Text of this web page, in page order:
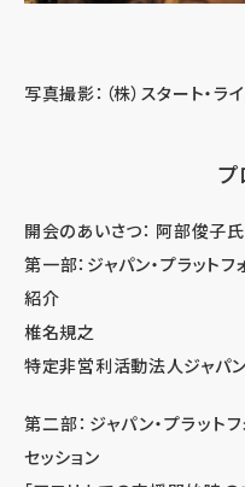
写真撮影：（株）スタート・ラ
プ
開会のあいさつ： 阿部俊子
第一部：ジャパン・プラット
紹介
椎名規之
特定非営利活動法人ジャパ
第二部：ジャパン・プラッ
セッション